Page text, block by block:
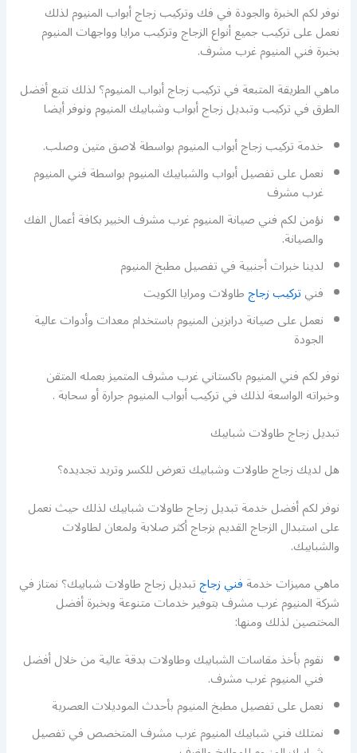
نوفر لكم الخبرة والجودة في فك وتركيب زجاج أبواب المنيوم لذلك
نعمل على تركيب جميع أنواع الزجاج وتركيب مرايا وواجهات المنيوم
بخبرة فني المنيوم غرب مشرف.
ماهي الطريقة المتبعة في تركيب زجاج أبواب المنيوم؟ لذلك نتبع أفضل
الطرق في تركيب وتبديل زجاج أبواب وشبابيك المنيوم ونوفر أيضا
خدمة تركيب زجاج أبواب المنيوم بواسطة لاصق متين وصلب.
نعمل على تفصيل أبواب والشبابيك المنيوم بواسطة فني المنيوم
غرب مشرف
نؤمن لكم فني صيانة المنيوم غرب مشرف الخبير بكافة أعمال الفك
والصيانة.
لدينا خبرات أجنبية في تفصيل مطبخ المنيوم
فنيتركيب زجاجطاولات ومرايا الكويت
نعمل على صيانة درابزين المنيوم باستخدام معدات وأدوات عالية
الجودة
نوفر لكم فني المنيوم باكستاني غرب مشرف المتميز بعمله المتقن
وخبراته الواسعة لذلك في تركيب أبواب المنيوم جرارة أو سحابة .
تبديل زجاج طاولات شبابيك
هل لديك زجاج طاولات وشبابيك تعرض للكسر وتريد تجديده؟
نوفر لكم أفضل خدمة تبديل زجاج طاولات شبابيك لذلك حيث نعمل
على استبدال الزجاج القديم بزجاج أكثر صلابة ولمعان لطاولات
والشبابيك.
ماهي مميزات خدمةفني زجاجتبديل زجاج طاولات شبابيك؟ نمتاز في
شركة المنيوم غرب مشرف بتوفير خدمات متنوعة وبخبرة أفضل
المختصين لذلك ومنها:
نقوم بأخذ مقاسات الشبابيك وطاولات بدقة عالية من خلال أفضل
فني المنيوم غرب مشرف.
نعمل على تفصيل مطبخ المنيوم بأحدث الموديلات العصرية
نمتلك فني شبابيك المنيوم غرب مشرف المتخصص في تفصيل